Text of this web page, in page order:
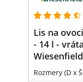
Lis na
- 14 l -
Wiesenfield
Rozmery (D x